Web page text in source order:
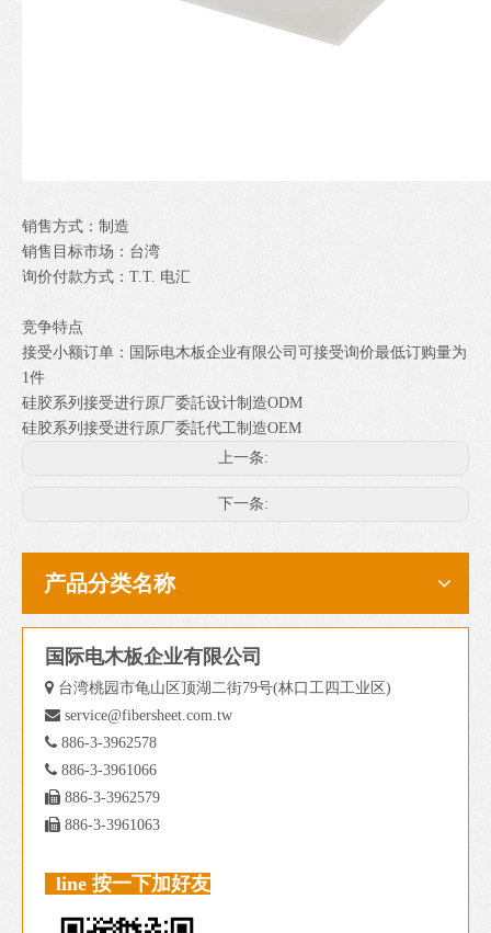
销售方式：制造
销售目标市场：台湾
询价付款方式：T.T. 电汇
竞争特点
接受小额订单：国际电木板企业有限公司可接受询价最低订购量为
1件
硅胶系列接受进行原厂委託设计制造ODM
硅胶系列接受进行原厂委託代工制造OEM
上一条:
下一条:
产品分类名称
国际电木板企业有限公司
 台湾桃园市龟山区顶湖二街79号(林口工四工业区)
 service@fibersheet.com.tw
 886-3-3962578
 886-3-3961066
 886-3-3962579
 886-3-3961063
line 按一下加好友